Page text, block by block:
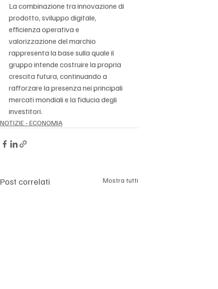
La combinazione tra innovazione di
prodotto, sviluppo digitale,
efficienza operativa e
valorizzazione del marchio
rappresenta la base sulla quale il
gruppo intende costruire la propria
crescita futura, continuando a
rafforzare la presenza nei principali
mercati mondiali e la fiducia degli
investitori.
NOTIZIE - ECONOMIA
Post correlati Mostra tutti